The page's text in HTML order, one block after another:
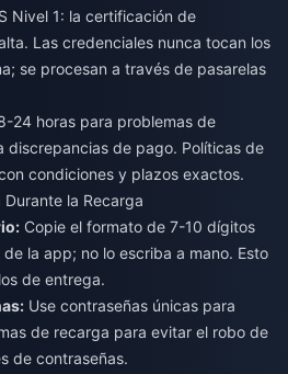
Nivel 1: la certificación de
Las credenciales nunca tocan los
se procesan a través de pasarelas
24 horas para problemas de
discrepancias de pago. Políticas de
condiciones y plazos exactos.
la Recarga
Copie el formato de 7-10 dígitos
la app; no lo escriba a mano. Esto
de entrega.
Use contraseñas únicas para
de recarga para evitar el robo de
de contraseñas.